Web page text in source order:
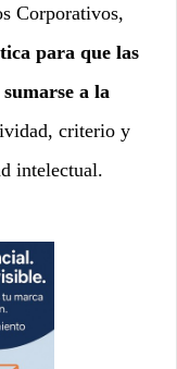
Corporativos,
para que las
a la
criterio y
intelectual.